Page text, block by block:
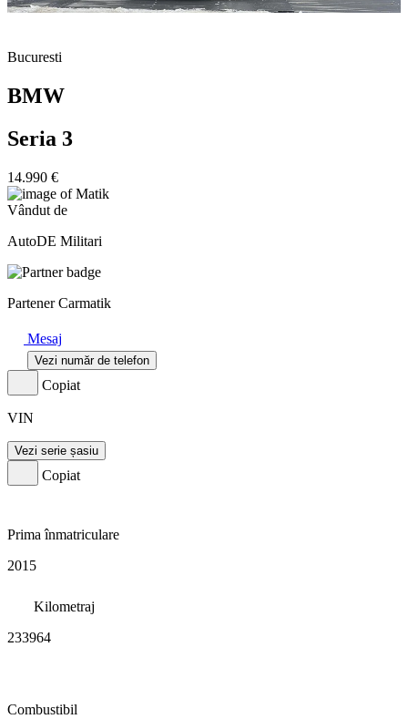
Bucuresti
BMW
Seria 3
14.990 €
Vândut de
AutoDE Militari
Partener Carmatik
Mesaj
Vezi număr de telefon
Copiat
VIN
Vezi serie șasiu
Copiat
Prima înmatriculare
2015
Kilometraj
233964
Combustibil